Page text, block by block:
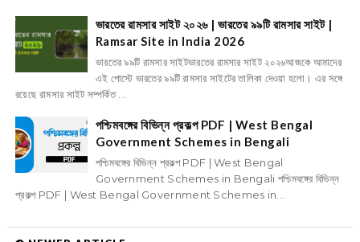
ভারতের রামসার সাইট ২০২৬ | ভারতের ৯৯টি রামসার সাইট |
Ramsar Site in India 2026
ভারতের ৯৯টি রামসার সাইটভারতের রামসার সাইট ২০২৬আজকে আমাদের
এই পোস্টে ভারতের ৯৯টি রামসার সাইটের তালিকা দেওয়া হলো। এর সঙ্গে
রয়েছে রামসার সাইট সম্পর্কিত ...
পশ্চিমবঙ্গের বিভিন্ন প্রকল্প PDF | West Bengal
Government Schemes in Bengali
পশ্চিমবঙ্গের বিভিন্ন প্রকল্প PDF | West Bengal
Government Schemes in Bengali পশ্চিমবঙ্গের বিভিন্ন
প্রকল্প PDF | West Bengal Government Schemes in...